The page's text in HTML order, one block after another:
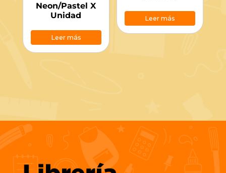
Neon/Pastel X
Unidad
Leer más
Leer más